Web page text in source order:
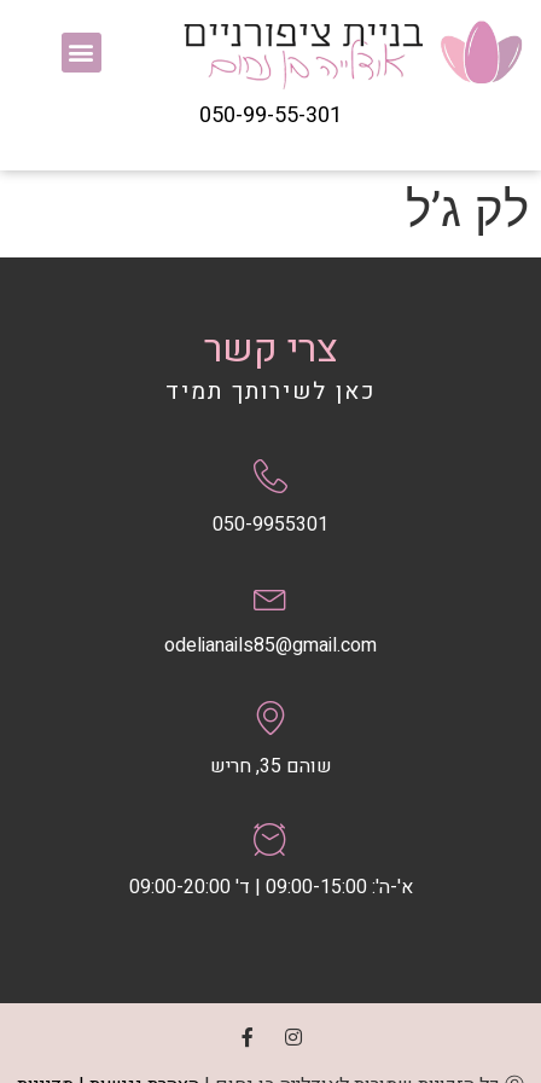
050-99-55-301
לק ג’ל
צרי קשר
כאן לשירותך תמיד
050-9955301
odelianails85@gmail.com
שוהם 35, חריש
א'-ה': 09:00-15:00 | ד' 09:00-20:00